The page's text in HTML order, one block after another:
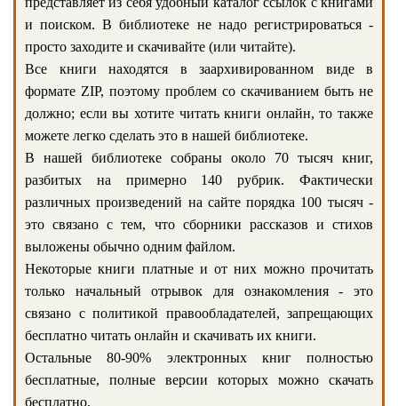
и поиском. В библиотеке не надо регистрироваться -
просто заходите и скачивайте (или читайте).
Все книги находятся в заархивированном виде в
формате ZIP, поэтому проблем со скачиванием быть не
должно; если вы хотите читать книги онлайн, то также
можете легко сделать это в нашей библиотеке.
В нашей библиотеке собраны около 70 тысяч книг,
разбитых на примерно 140 рубрик. Фактически
различных произведений на сайте порядка 100 тысяч -
это связано с тем, что сборники рассказов и стихов
выложены обычно одним файлом.
Некоторые книги платные и от них можно прочитать
только начальный отрывок для ознакомления - это
связано с политикой правообладателей, запрещающих
бесплатно читать онлайн и скачивать их книги.
Остальные 80-90% электронных книг полностью
бесплатные, полные версии которых можно скачать
бесплатно.